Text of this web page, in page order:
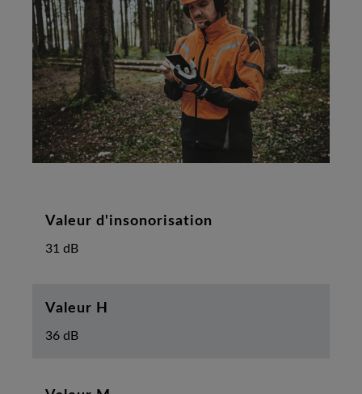
Valeur d'insonorisation
31 dB
Valeur H
36 dB